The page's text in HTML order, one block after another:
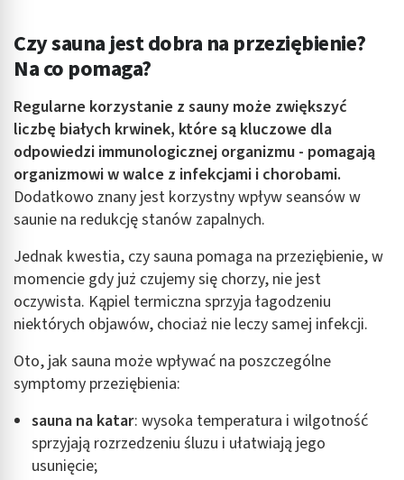
Czy sauna jest dobra na przeziębienie?
Na co pomaga?
Regularne korzystanie z sauny może zwiększyć
liczbę białych krwinek, które są kluczowe dla
odpowiedzi immunologicznej organizmu - pomagają
organizmowi w walce z infekcjami i chorobami.
Dodatkowo znany jest korzystny wpływ seansów w
saunie na redukcję stanów zapalnych.
Jednak kwestia, czy sauna pomaga na przeziębienie, w
momencie gdy już czujemy się chorzy, nie jest
oczywista. Kąpiel termiczna sprzyja łagodzeniu
niektórych objawów, chociaż nie leczy samej infekcji.
Oto, jak sauna może wpływać na poszczególne
symptomy przeziębienia:
sauna na katar: wysoka temperatura i wilgotność
sprzyjają rozrzedzeniu śluzu i ułatwiają jego
usunięcie;